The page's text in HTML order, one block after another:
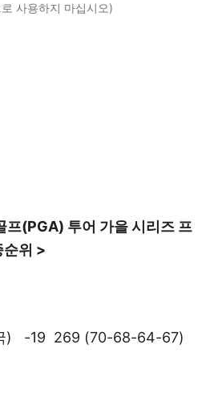
사용하지 마십시오)
(PGA) 투어 가을 시리즈 프
순위 >
) -19 269 (70-68-64-67)